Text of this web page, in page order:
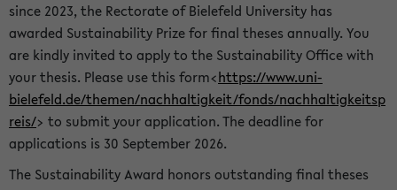
since 2023, the Rectorate of Bielefeld University has
awarded Sustainability Prize for final theses annually. You
are kindly invited to apply to the Sustainability Office with
your thesis. Please use this form<https://www.uni-
bielefeld.de/themen/nachhaltigkeit/fonds/nachhaltigkeitsp
reis/> to submit your application. The deadline for
applications is 30 September 2026.
The Sustainability Award honors outstanding final theses